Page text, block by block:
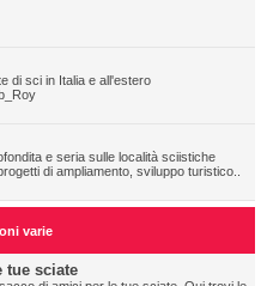
di sci in Italia e all'estero
e seria sulle località sciistiche
di ampliamento, sviluppo turistico..
varie
tue sciate